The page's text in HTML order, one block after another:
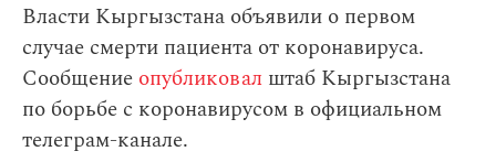
Власти Кыргызстана объявили о первом
случае смерти пациента от коронавируса.
Сообщение опубликовал штаб Кыргызстана
по борьбе с коронавирусом в официальном
телеграм-канале.